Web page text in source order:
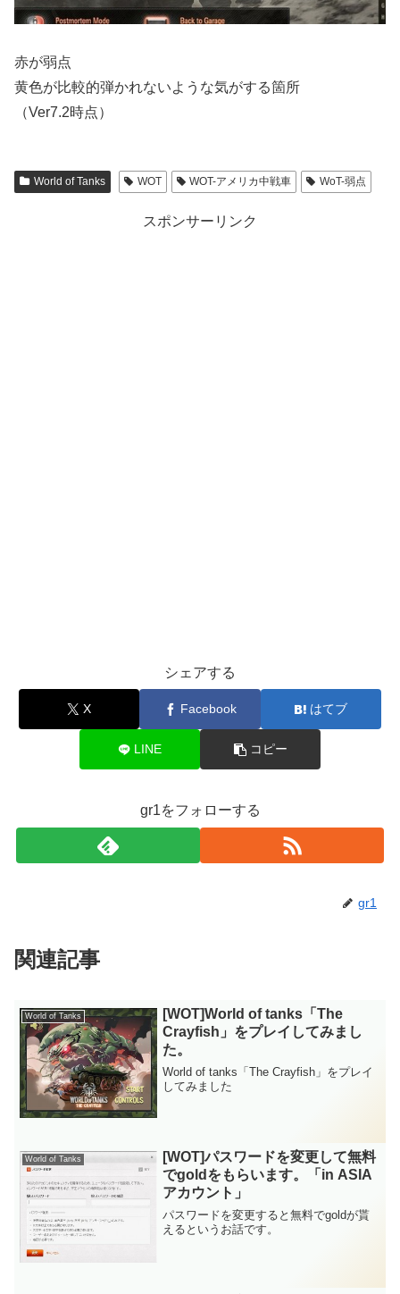
赤が弱点
黄色が比較的弾かれないような気がする箇所
（Ver7.2時点）
World of Tanks WOT WOT-アメリカ中戦車 WoT-弱点
スポンサーリンク
シェアする
X Facebook はてブ
LINE コピー
gr1をフォローする
gr1
関連記事
World of Tanks
[WOT]World of tanks「The
Crayfish」をプレイしてみまし
た。
World of tanks「The Crayfish」をプレイ
してみました
World of Tanks
[WOT]パスワードを変更して無料
でgoldをもらいます。「in ASIA
アカウント」
パスワードを変更すると無料でgoldが貰
えるというお話です。